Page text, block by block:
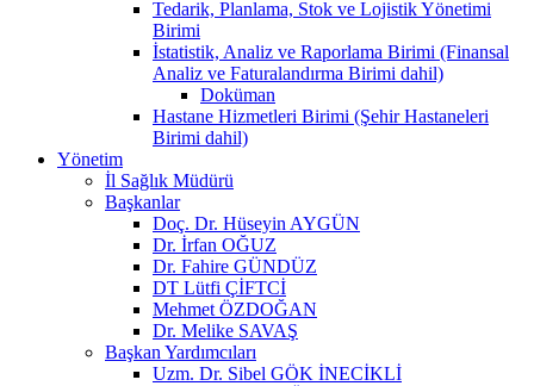
Tedarik, Planlama, Stok ve Lojistik Yönetimi
Birimi
İstatistik, Analiz ve Raporlama Birimi (Finansal
Analiz ve Faturalandırma Birimi dahil)
Doküman
Hastane Hizmetleri Birimi (Şehir Hastaneleri
Birimi dahil)
Yönetim
İl Sağlık Müdürü
Başkanlar
Doç. Dr. Hüseyin AYGÜN
Dr. İrfan OĞUZ
Dr. Fahire GÜNDÜZ
DT Lütfi ÇİFTCİ
Mehmet ÖZDOĞAN
Dr. Melike SAVAŞ
Başkan Yardımcıları
Uzm. Dr. Sibel GÖK İNECİKLİ